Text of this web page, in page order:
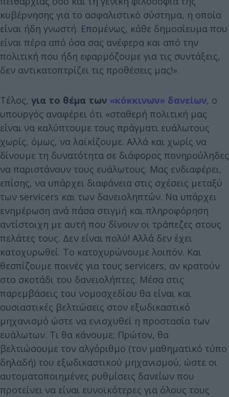
κυβέρνησης για το ασφαλιστικό σύστημα, η οποία
είναι ήδη γνωστή. Επομένως, κάθε δημοσίευμα που
είναι πέρα από όσα σας ανέφερα και από την
πολιτική που ήδη εφαρμόζουμε για τις συντάξεις,
δεν αντικατοπτρίζει τις προθέσεις μας!».
Τέλος, για το θέμα των «κόκκινων» δανείων, ο
υπουργός αναφέρει ότι «σταθερή πολιτική μας
είναι να καλύπτουμε τους πράγματι ευάλωτους
χωρίς, όμως, να λαϊκίζουμε. Αλλά και χωρίς να
δίνουμε τη δυνατότητα σε διάφορος πονηρούληδες
να παριστάνουν τους ευάλωτους. Μας ενδιαφέρει,
επίσης, να υπάρχει διαφάνεια στις σχέσεις μεταξύ
των servicers και των δανειοληπτών. Να υπάρχει
ενημέρωση ανά πάσα στιγμή και πληροφόρηση
αντίστοιχη με αυτή που δίνουν οι τράπεζες στους
πελάτες τους. Δεν είναι πολύ! Αλλά δεν έχει
κατοχυρωθεί. Το κατοχυρώνουμε λοιπόν. Και
θεσπίζουμε ποινές για τους servicers, αν κρατούν
στο σκοτάδι του δανειολήπτες. Μέσα στις
παρεμβάσεις του νομοσχεδίου θα είναι και
ουσιαστικές βελτιώσεις στον εξωδικαστικό
μηχανισμό ώστε να ενισχυθεί η προστασία των
ευάλωτων. Τι θα κάνουμε; Πρώτον, θα
βελτιώσουμε τον αλγόριθμο (τον μαθηματικό τύπο
δηλαδή) του εξωδικαστικού μηχανισμού, ώστε οι
αυτοματοποιημένες ρυθμίσεις δανείων που
προτείνει να είναι ευνοϊκότερες για όλους τους